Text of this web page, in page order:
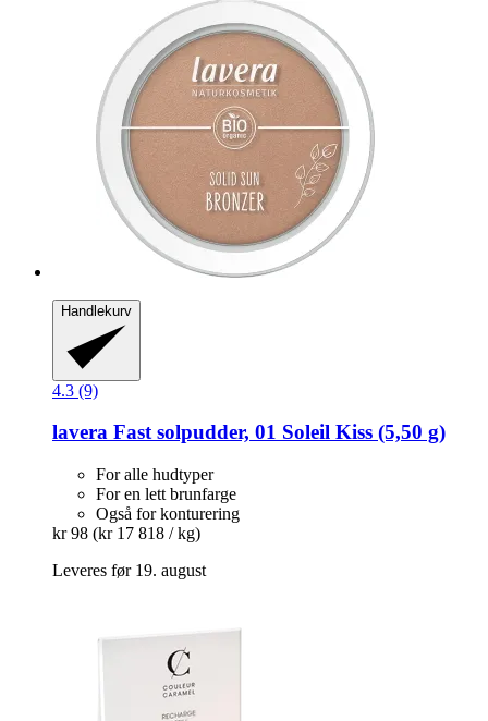
Handlekurv
4.3 (9)
lavera Fast solpudder, 01 Soleil Kiss (5,50 g)
For alle hudtyper
For en lett brunfarge
Også for konturering
kr 98 (kr 17 818 / kg)
Leveres før 19. august